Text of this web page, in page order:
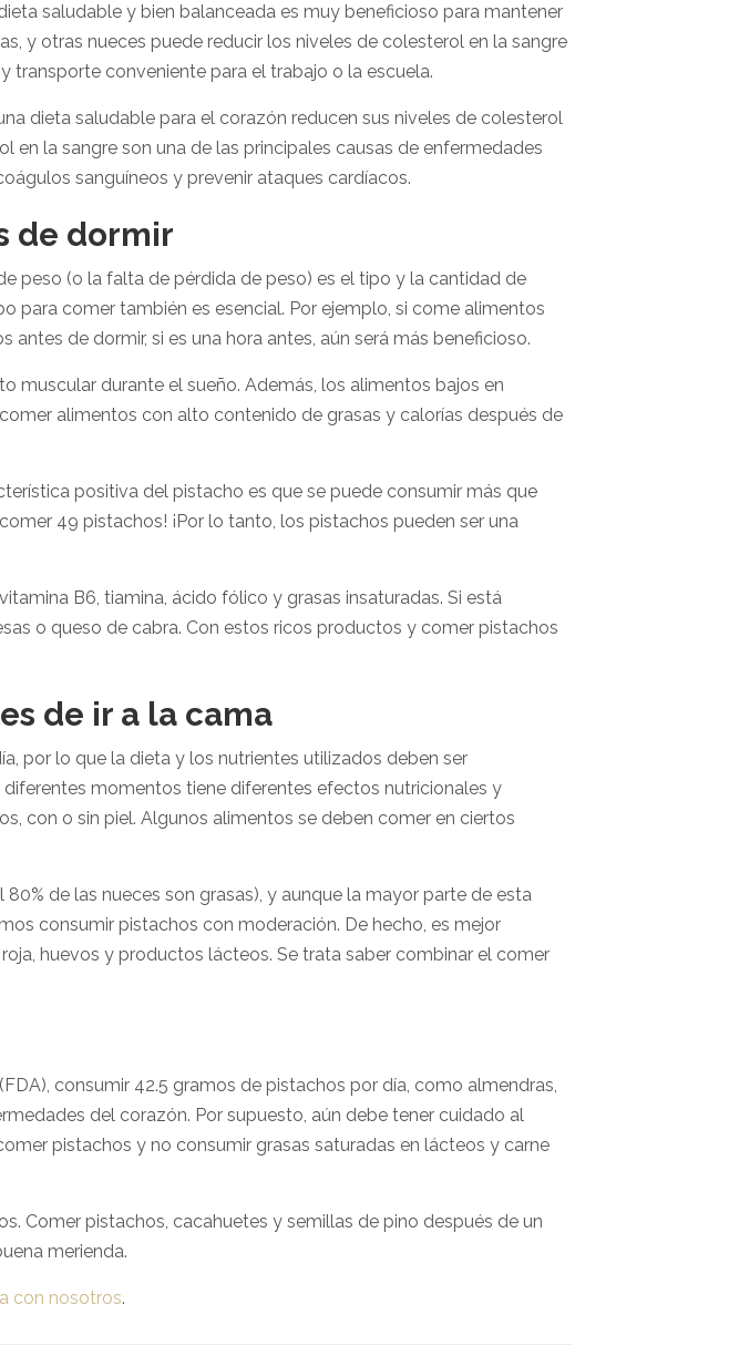
saludable y bien balanceada es muy beneficioso para mantener
y otras nueces puede reducir los niveles de colesterol en la sangre
transporte conveniente para el trabajo o la escuela.
dieta saludable para el corazón reducen sus niveles de colesterol
en la sangre son una de las principales causas de enfermedades
sanguíneos y prevenir ataques cardíacos.
de dormir
peso (o la falta de pérdida de peso) es el tipo y la cantidad de
para comer también es esencial. Por ejemplo, si come alimentos
de dormir, si es una hora antes, aún será más beneficioso.
muscular durante el sueño. Además, los alimentos bajos en
alimentos con alto contenido de grasas y calorías después de
positiva del pistacho es que se puede consumir más que
49 pistachos! ¡Por lo tanto, los pistachos pueden ser una
B6, tiamina, ácido fólico y grasas insaturadas. Si está
o queso de cabra. Con estos ricos productos y comer pistachos
de ir a la cama
por lo que la dieta y los nutrientes utilizados deben ser
momentos tiene diferentes efectos nutricionales y
con o sin piel. Algunos alimentos se deben comer en ciertos
de las nueces son grasas), y aunque la mayor parte de esta
consumir pistachos con moderación. De hecho, es mejor
huevos y productos lácteos. Se trata saber combinar el comer
consumir 42.5 gramos de pistachos por día, como almendras,
del corazón. Por supuesto, aún debe tener cuidado al
pistachos y no consumir grasas saturadas en lácteos y carne
Comer pistachos, cacahuetes y semillas de pino después de un
merienda.
con nosotros.